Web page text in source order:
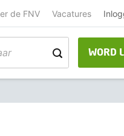
de FNV Vacatures
WORD